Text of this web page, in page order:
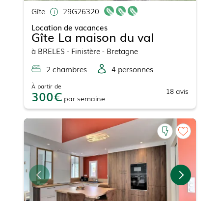
Gîte
29G26320
Location de vacances
Gîte La maison du val
à BRELES - Finistère - Bretagne
2 chambres 4 personnes
À partir de
300 par semaine
18 avis